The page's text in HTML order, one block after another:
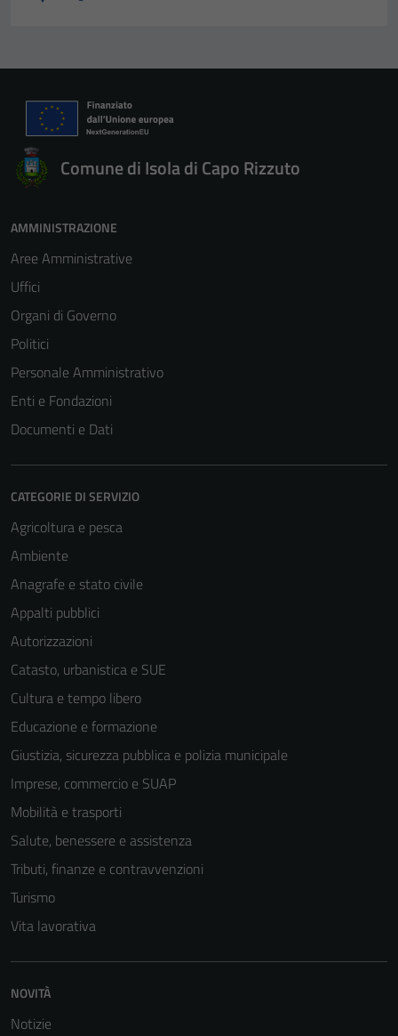
Comune di Isola di Capo Rizzuto
AMMINISTRAZIONE
Aree Amministrative
Uffici
Organi di Governo
Politici
Personale Amministrativo
Enti e Fondazioni
Documenti e Dati
CATEGORIE DI SERVIZIO
Agricoltura e pesca
Ambiente
Anagrafe e stato civile
Appalti pubblici
Autorizzazioni
Catasto, urbanistica e SUE
Cultura e tempo libero
Educazione e formazione
Giustizia, sicurezza pubblica e polizia municipale
Imprese, commercio e SUAP
Mobilità e trasporti
Salute, benessere e assistenza
Tributi, finanze e contravvenzioni
Turismo
Vita lavorativa
NOVITÀ
Notizie